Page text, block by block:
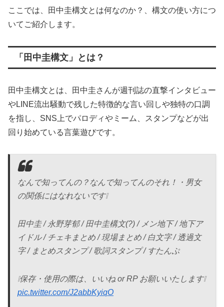
ここでは、田中圭構文とは何なのか？、構文の使い方につ
いてご紹介します。
「田中圭構文」とは？
田中圭構文とは、田中圭さんが週刊誌の直撃インタビュー
やLINE流出騒動で残した特徴的な言い回しや独特の口調
を指し、SNS上でパロディやミーム、スタンプなどが出
回り始めている言葉遊びです。
なんで知ってんの？なんで知ってんのそれ！・男女
の関係にはなれないです❕
田中圭 / 永野芽郁 / 田中圭構文(?) / メン地下 / 地下ア
イドル / チェキまとめ / 現場まとめ / 白文字 / 透過文
字 / まとめスタンプ / 歌詞スタンプ / すたんぷ
❕保存・使用の際は、いいね or RP お願いいたします❕
pic.twitter.com/J2abbKyiqO